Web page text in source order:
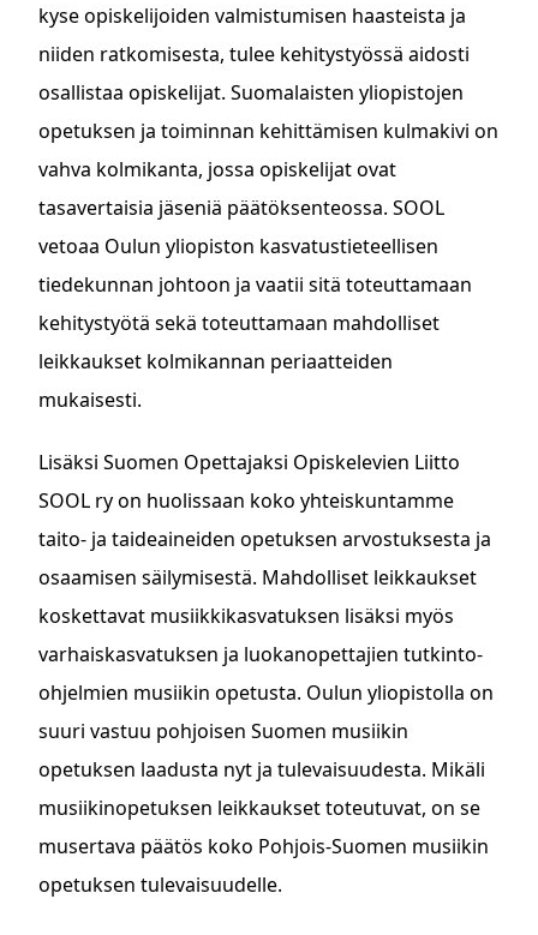
kyse opiskelijoiden valmistumisen haasteista ja
niiden ratkomisesta, tulee kehitystyössä aidosti
osallistaa opiskelijat. Suomalaisten yliopistojen
opetuksen ja toiminnan kehittämisen kulmakivi on
vahva kolmikanta, jossa opiskelijat ovat
tasavertaisia jäseniä päätöksenteossa. SOOL
vetoaa Oulun yliopiston kasvatustieteellisen
tiedekunnan johtoon ja vaatii sitä toteuttamaan
kehitystyötä sekä toteuttamaan mahdolliset
leikkaukset kolmikannan periaatteiden
mukaisesti.
Lisäksi Suomen Opettajaksi Opiskelevien Liitto
SOOL ry on huolissaan koko yhteiskuntamme
taito- ja taideaineiden opetuksen arvostuksesta ja
osaamisen säilymisestä. Mahdolliset leikkaukset
koskettavat musiikkikasvatuksen lisäksi myös
varhaiskasvatuksen ja luokanopettajien tutkinto-
ohjelmien musiikin opetusta. Oulun yliopistolla on
suuri vastuu pohjoisen Suomen musiikin
opetuksen laadusta nyt ja tulevaisuudesta. Mikäli
musiikinopetuksen leikkaukset toteutuvat, on se
musertava päätös koko Pohjois-Suomen musiikin
opetuksen tulevaisuudelle.